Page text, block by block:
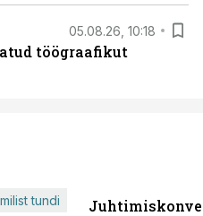
05.08.26, 10:18
töögraafikut
tundi